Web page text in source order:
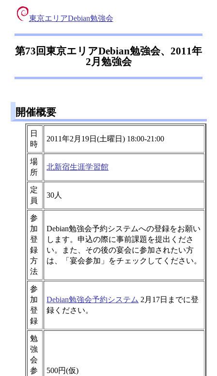
東京エリアDebian勉強会
第73回東京エリアDebian勉強会、2011年
2月勉強会
開催概要
日
時
2011年2月19日(土曜日) 18:00-21:00
場
所
北新宿生涯学習館
定
員
30人
参
加
登
録
方
法
Debian勉強会予約システムへの登録をお願い
します。申込の際に事前課題を提出くださ
い。また、その後の宴会に参加されたい方
は、「宴会参加」をチェックしてください。
参
加
登
録
Debian勉強会予約システム 2月17日までに登
録ください。
勉
強
会
参
500円(仮)